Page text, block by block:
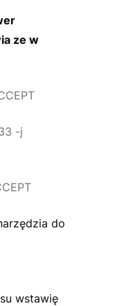
ze w
-j
do
wstawię